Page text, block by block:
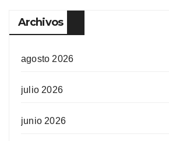
Archivos
agosto 2026
julio 2026
junio 2026